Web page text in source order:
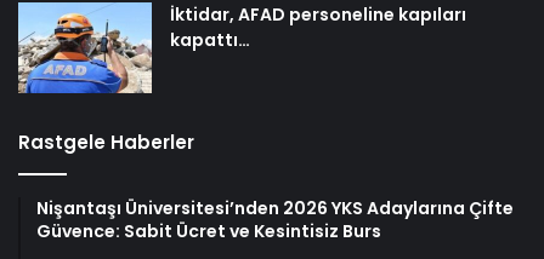
İktidar, AFAD personeline kapıları
kapattı…
Rastgele Haberler
Nişantaşı Üniversitesi’nden 2026 YKS Adaylarına Çifte
Güvence: Sabit Ücret ve Kesintisiz Burs